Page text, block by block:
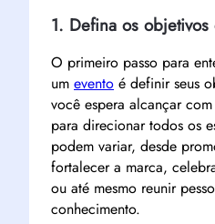
1. Defina os
O primeiro passo para
um evento é definir seus
você espera alcançar
para direcionar todos os
podem variar, desde
fortalecer a marca,
ou até mesmo reunir
conhecimento.